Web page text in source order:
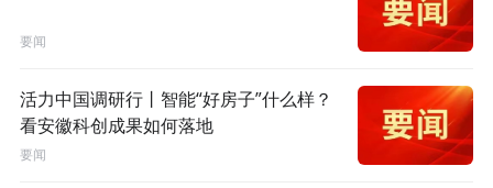
要闻
活力中国调研行丨智能“好房子”什么样？
看安徽科创成果如何落地
要闻